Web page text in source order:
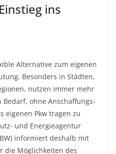
ins
Alternative zum eigenen
Besonders in Städten,
nutzen immer mehr
Bedarf, ohne Anschaffungs-
eigenen Pkw tragen zu
und Energieagentur
informiert deshalb mit
die Möglichkeiten des